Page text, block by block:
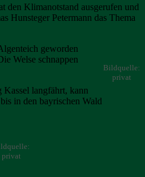
den Klimanotstand ausgerufen und
Hunsteger Petermann das Thema
Bildquelle:
privat
geworden
Welse schnappen
Kassel langfährt, kann
in den bayrischen Wald
privat